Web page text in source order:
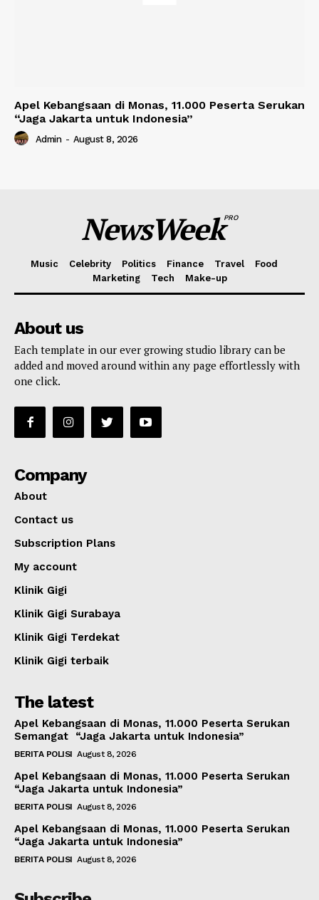
Apel Kebangsaan di Monas, 11.000 Peserta Serukan
“Jaga Jakarta untuk Indonesia”
Admin - August 8, 2026
NewsWeekPRO
Music Celebrity Politics Finance Travel
Food
Marketing
Tech Make-up
About us
Each template in our ever growing studio library can be
added and moved around within any page effortlessly with
one click.
Company
About
Contact us
Subscription Plans
My account
Klinik Gigi
Klinik Gigi Surabaya
Klinik Gigi Terdekat
Klinik Gigi terbaik
The latest
Apel Kebangsaan di Monas, 11.000 Peserta Serukan
Semangat “Jaga Jakarta untuk Indonesia”
BERITA POLISI August 8, 2026
Apel Kebangsaan di Monas, 11.000 Peserta Serukan
“Jaga Jakarta untuk Indonesia”
BERITA POLISI August 8, 2026
Apel Kebangsaan di Monas, 11.000 Peserta Serukan
“Jaga Jakarta untuk Indonesia”
BERITA POLISI August 8, 2026